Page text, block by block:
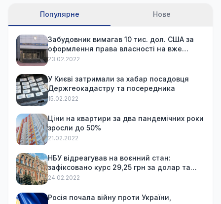
Популярне Нове
Забудовник вимагав 10 тис. дол. США за
оформлення права власності на вже
куплену квартиру
23.02.2022
У Києві затримали за хабар посадовця
Держгеокадастру та посередника
15.02.2022
Ціни на квартири за два пандемічних роки
зросли до 50%
21.02.2022
НБУ відреагував на воєнний стан:
зафіксовано курс 29,25 грн за долар та
обмежив зняття готівки
24.02.2022
Росія почала війну проти України,